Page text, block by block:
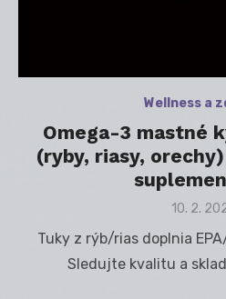
Wellness a
Omega-3 mastné
(ryby, riasy,
Posted
10. 2.
Tuky z rýb/rias doplnia
Sledujte kvalitu a